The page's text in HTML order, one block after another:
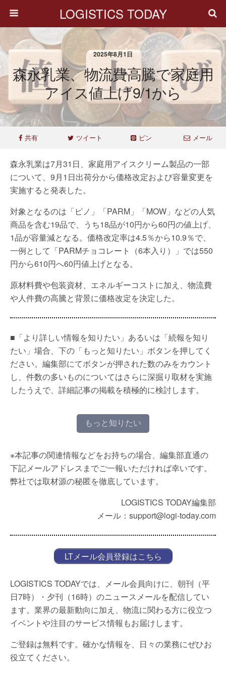
LOGISTICS TODAY
2025年8月1日
森永乳業、物流費高騰で家庭用
アイス値上げ9/1から
共有 ツイート ピン メール
森永乳業は7月31日、家庭用アイスクリーム製品の一部
について、9月1日出荷分から価格改定および容量変更を
実施すると発表した。
対象となるのは「ピノ」「PARM」「MOW」などの人気
商品を含む19品で、うち18品が10円から60円の値上げ、
1品が容量減となる。価格改定率は4.5％から10.9％で、
一例として「PARMチョコレート（6本入り）」では550
円から610円へ60円値上げとなる。
原材料費や包装資材、エネルギーコストに加え、物流費
や人件費の高騰と背景に価格改定を決定した。
■「より詳しい情報を知りたい」あるいは「続報を知り
たい」場合、下の「もっと知りたい」ボタンを押してく
ださい。編集部にてボタンが押された数のみをカウント
し、件数の多いものについてはさらに深掘り取材を実施
したうえで、詳細記事の掲載を積極的に検討します。
もっと知りたい
※本記事の関連情報などをお持ちの場合、編集部直通の
下記メールアドレスまでご一報いただければ幸いです。
弊社では取材源の秘匿を徹底しています。
LOGISTICS TODAY編集部
メール：support@logi-today.com
LTメール会員登録はこちら
LOGISTICS TODAYでは、メール会員向けに、朝刊（平
日7時）・夕刊（16時）のニュースメールを配信してい
ます。業界の最新動向に加え、物流に関わる方に役立つ
イベントや注目のサービス情報もお届けします。
ご登録は無料です。確かな情報を、日々の業務にぜひお
役立てください。